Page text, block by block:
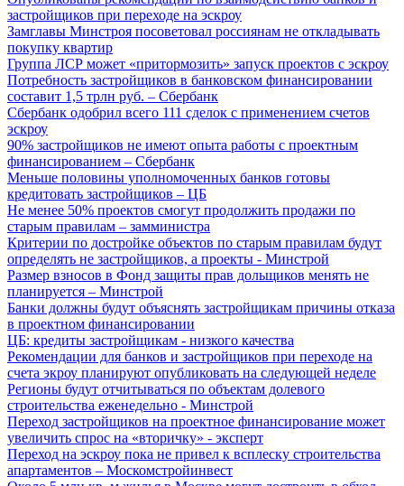
застройщиков при переходе на эскроу
Замглавы Минстроя посоветовал россиянам не откладывать
покупку квартир
Группа ЛСР может «притормозить» запуск проектов с эскроу
Потребность застройщиков в банковском финансировании
составит 1,5 трлн руб. – Сбербанк
Сбербанк одобрил всего 111 сделок с применением счетов
эскроу
90% застройщиков не имеют опыта работы с проектным
финансированием – Сбербанк
Меньше половины уполномоченных банков готовы
кредитовать застройщиков – ЦБ
Не менее 50% проектов смогут продолжить продажи по
старым правилам – замминистра
Критерии по достройке объектов по старым правилам будут
определять не застройщиков, а проекты - Минстрой
Размер взносов в Фонд защиты прав дольщиков менять не
планируется – Минстрой
Банки должны будут объяснять застройщикам причины отказа
в проектном финансировании
ЦБ: кредиты застройщикам - низкого качества
Рекомендации для банков и застройщиков при переходе на
счета экроу планируют опубликовать на следующей неделе
Регионы будут отчитываться по объектам долевого
строительства еженедельно - Минстрой
Переход застройщиков на проектное финансирование может
увеличить спрос на «вторичку» - эксперт
Переход на эскроу пока не привел к всплеску строительства
апартаментов – Москомстройинвест